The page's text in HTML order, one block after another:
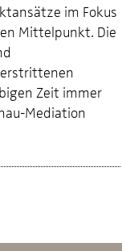
im Fokus
Mittelpunkt. Die
Zeit immer
Mediation